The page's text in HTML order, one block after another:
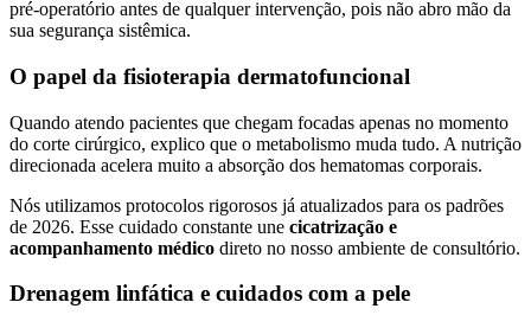
pré-operatório antes de qualquer intervenção, pois não abro mão da
sua segurança sistêmica.
O papel da fisioterapia dermatofuncional
Quando atendo pacientes que chegam focadas apenas no momento
do corte cirúrgico, explico que o metabolismo muda tudo. A nutrição
direcionada acelera muito a absorção dos hematomas corporais.
Nós utilizamos protocolos rigorosos já atualizados para os padrões
de 2026. Esse cuidado constante une cicatrização e
acompanhamento médico direto no nosso ambiente de consultório.
Drenagem linfática e cuidados com a pele